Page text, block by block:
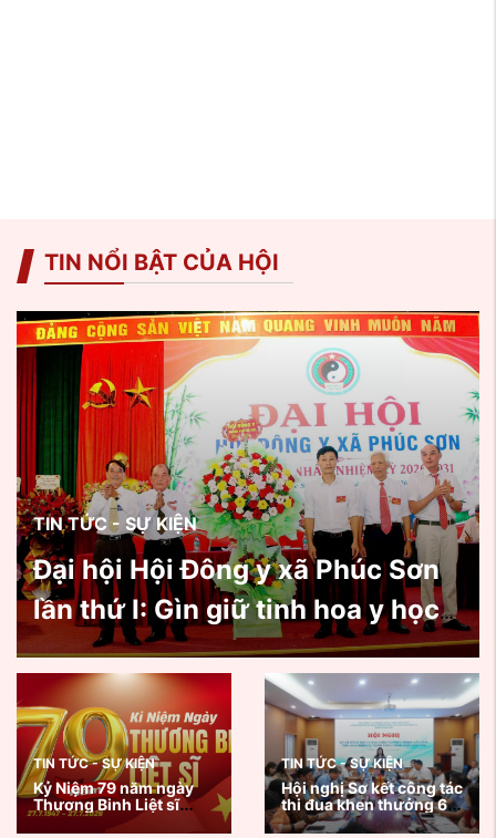
TIN NỔI BẬT CỦA HỘI
TIN TỨC - SỰ KIỆN
Đại hội Hội Đông y xã Phúc Sơn
lần thứ I: Gìn giữ tinh hoa y học
cổ truyền, lan tỏa giá trị nhân
văn vì sức khỏe cộng đồng
TIN TỨC - SỰ KIỆN
Kỷ Niệm 79 năm ngày
Thương Binh Liệt sĩ
27/7/1947 - 27/7/2026
TIN TỨC - SỰ KIỆN
Hội nghị Sơ kết công tác
thi đua khen thưởng 6
tháng đầu năm, triển